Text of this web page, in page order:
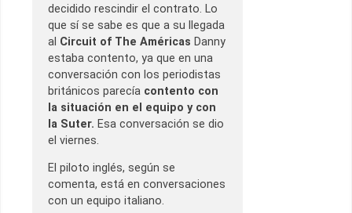
decidido rescindir el contrato. Lo
que sí se sabe es que a su llegada
al Circuit of The Américas Danny
estaba contento, ya que en una
conversación con los periodistas
británicos parecía contento con
la situación en el equipo y con
la Suter. Esa conversación se dio
el viernes.
El piloto inglés, según se
comenta, está en conversaciones
con un equipo italiano.